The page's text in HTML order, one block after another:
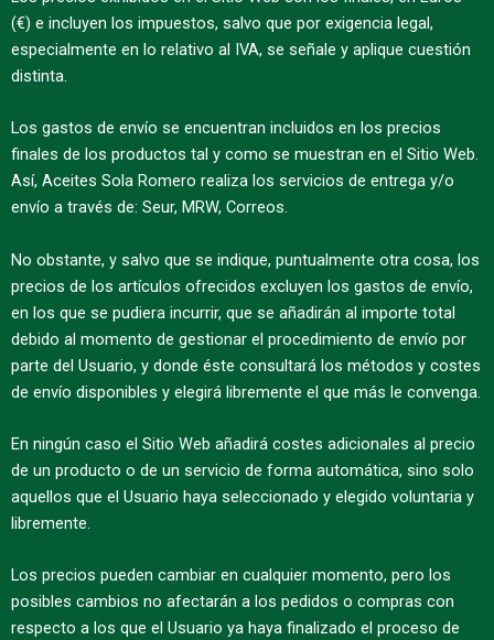
(€) e incluyen los impuestos, salvo que por exigencia legal,
especialmente en lo relativo al IVA, se señale y aplique cuestión
distinta.
Los gastos de envío se encuentran incluidos en los precios
finales de los productos tal y como se muestran en el Sitio Web.
Así, Aceites Sola Romero realiza los servicios de entrega y/o
envío a través de: Seur, MRW, Correos.
No obstante, y salvo que se indique, puntualmente otra cosa, los
precios de los artículos ofrecidos excluyen los gastos de envío,
en los que se pudiera incurrir, que se añadirán al importe total
debido al momento de gestionar el procedimiento de envío por
parte del Usuario, y donde éste consultará los métodos y costes
de envío disponibles y elegirá libremente el que más le convenga.
En ningún caso el Sitio Web añadirá costes adicionales al precio
de un producto o de un servicio de forma automática, sino solo
aquellos que el Usuario haya seleccionado y elegido voluntaria y
libremente.
Los precios pueden cambiar en cualquier momento, pero los
posibles cambios no afectarán a los pedidos o compras con
respecto a los que el Usuario ya haya finalizado el proceso de